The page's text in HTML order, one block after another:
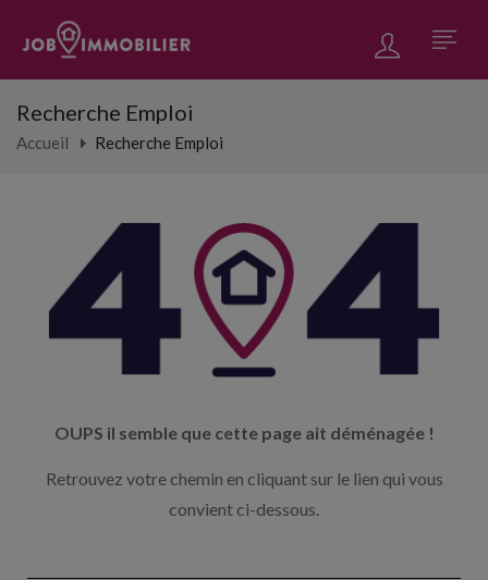
Recherche Emploi
Accueil Recherche Emploi
OUPS il semble que cette page ait déménagée !
Retrouvez votre chemin en cliquant sur le lien qui vous
convient ci-dessous.